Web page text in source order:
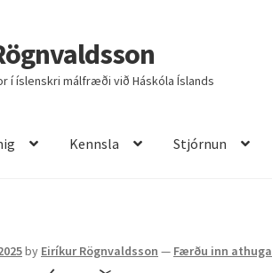
í íslenskri málfræði við Háskóla Íslands
Kennsla Stjórnun
by Eiríkur Rögnvaldsson — Færðu inn